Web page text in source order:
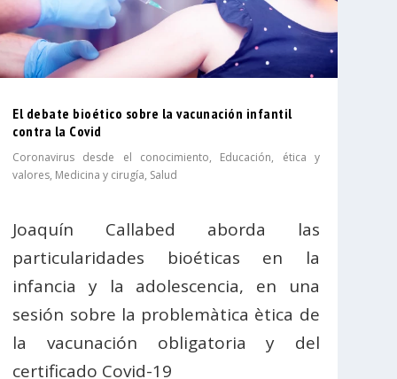
El debate bioético sobre la vacunación infantil
contra la Covid
Coronavirus desde el conocimiento, Educación, ética y
valores, Medicina y cirugía, Salud
Joaquín Callabed aborda las
particularidades bioéticas en la
infancia y la adolescencia, en una
sesión sobre la problemàtica ètica de
la vacunación obligatoria y del
certificado Covid-19